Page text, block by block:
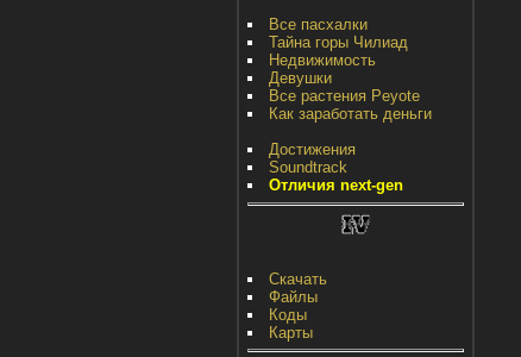
Все пасхалки
Тайна горы Чилиад
Недвижимость
Девушки
Все растения Peyote
Как заработать деньги
Достижения
Soundtrack
Отличия next-gen
Скачать
Файлы
Коды
Карты